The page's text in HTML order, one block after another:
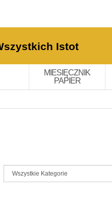
Istot
MIESIĘCZNIK
PAPIER